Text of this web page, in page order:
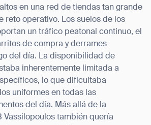
en una red de tiendas tan grande
reto operativo. Los suelos de los
un tráfico peatonal continuo, el
de compra y derrames
del día. La disponibilidad de
inherentemente limitada a
lo que dificultaba
uniformes en todas las
del día. Más allá de la
Vassilopoulos también quería